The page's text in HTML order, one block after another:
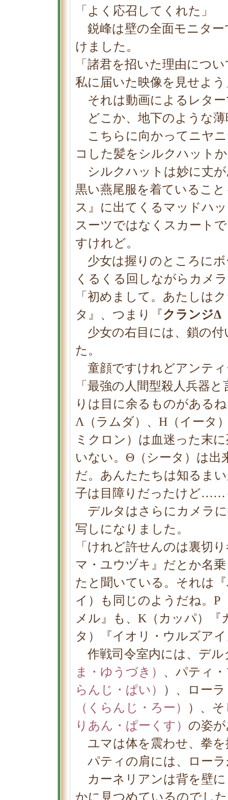
「よく応召してくれた」
鋭峰は壁の全面モニター
けました。
「諸君を招いた理由につ
私に届いた映像を見せよう
それは動画によるレター
どこか、地下のような
こちらに向かってニヤ
コした髪をシルクハット
シルクハットは妙に丈
黒い燕尾服を着ているこ
ス』に出てくるマッドハ
スーツではなくスカート
すけれど。
少女は握りのところに
くるくる回しながらカメ
「初めまして。あたしは
タ』、つまり『クランジΔ
少女の右目には、鎖の付
た。
童顔ですけれどアンテ
「最強の人間型殺人兵器
りは目に余るものがある
Λ（ラムダ）、Η（イータ
ミクロン）は血迷った末
いない。Θ（シータ）は出
だ。あんたたちは知るま
子は目障りだったけど……
デルタはさらにカメラ
写しになりました。
「けれど許せんのは裏切
マ・ユウヅキ』だとか名
たと聞いている。それは
イ）も同じのようだね。Ρ
メル』も、Κ（カッパ）『
タ）『イオリ・ウルズア
作戦司令室内には、デル
ま・ゆうづき） 、パティ
らんじ・ぱい）
）、ロー
（くらんじ・ろー）
）、
りあん・ぱーくす） の姿
ユマは体を震わせ、拳
パティの肩には、ロー
カーネリアンは背を壁に
かに見つめているのでし